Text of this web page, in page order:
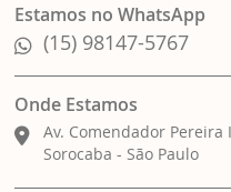
Estamos no WhatsApp
(15) 98147-5767
Onde Estamos
Av. Comendador Pereira
Sorocaba - São Paulo